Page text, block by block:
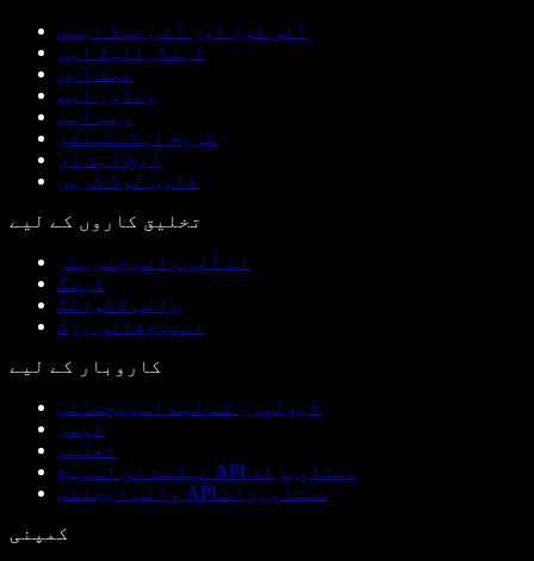
آئی فون اور آئی پیڈ ایپس
اینڈرائیڈ ایپ
میک ایپ
ونڈوز ایپ
ویب ایپ
کروم ایکسٹینشن
ایج ایڈ آن
ڈاؤن لوڈ کریں
تخلیق کاروں کے لیے
اے آئی وائس جنریٹر
ڈبنگ
وائس کلوننگ
اسپیچفائی ورک
کاروبار کے لیے
ڈیولپرز کے لیے اسپیچفائی
ٹیمز
تعلیم
ٹیکسٹ ٹو اسپیچ API دستاویزات
وائس ایجنٹس API دستاویزات
کمپنی